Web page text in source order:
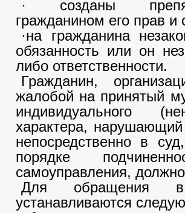
· созданы
гражданином его прав и
·на гражданина
обязанность или он
либо ответственности.
Гражданин,
жалобой на принятый
индивидуального
характера,
непосредственно в
порядке
самоуправления,
Для обращения
устанавливаются